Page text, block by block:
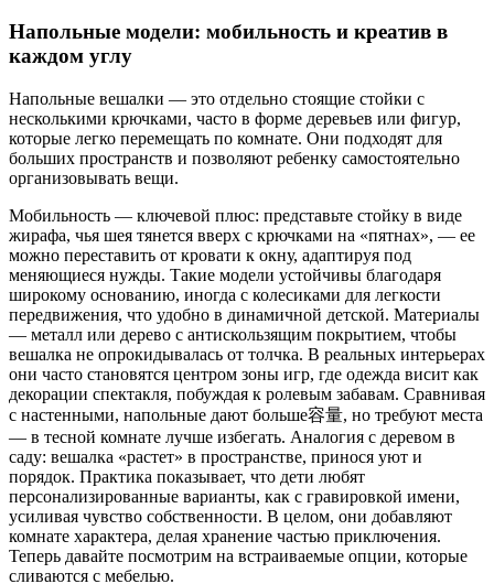
Напольные модели: мобильность и креатив в
каждом углу
Напольные вешалки — это отдельно стоящие стойки с
несколькими крючками, часто в форме деревьев или фигур,
которые легко перемещать по комнате. Они подходят для
больших пространств и позволяют ребенку самостоятельно
организовывать вещи.
Мобильность — ключевой плюс: представьте стойку в виде
жирафа, чья шея тянется вверх с крючками на «пятнах», — ее
можно переставить от кровати к окну, адаптируя под
меняющиеся нужды. Такие модели устойчивы благодаря
широкому основанию, иногда с колесиками для легкости
передвижения, что удобно в динамичной детской. Материалы
— металл или дерево с антискользящим покрытием, чтобы
вешалка не опрокидывалась от толчка. В реальных интерьерах
они часто становятся центром зоны игр, где одежда висит как
декорации спектакля, побуждая к ролевым забавам. Сравнивая
с настенными, напольные дают больше容量, но требуют места
— в тесной комнате лучше избегать. Аналогия с деревом в
саду: вешалка «растет» в пространстве, принося уют и
порядок. Практика показывает, что дети любят
персонализированные варианты, как с гравировкой имени,
усиливая чувство собственности. В целом, они добавляют
комнате характера, делая хранение частью приключения.
Теперь давайте посмотрим на встраиваемые опции, которые
сливаются с мебелью.